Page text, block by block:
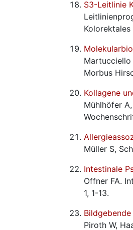
S3-Leitlinie
Kolorektales
Martucciello
Morbus
Kollagene
Mühlhöfer
Müller S,
Intestinale
Offner FA.
1, 1-13.
Piroth W,